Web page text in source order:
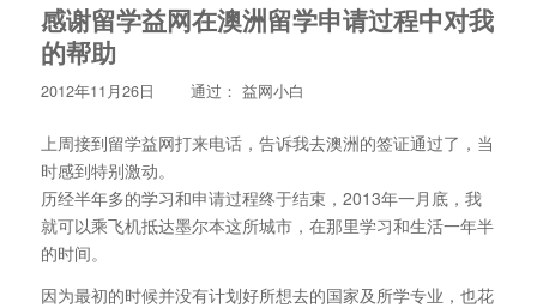
感谢留学益网在澳洲留学申请过程中对我
的帮助
2012年11月26日 通过： 益网小白
上周接到留学益网打来电话，告诉我去澳洲的签证通过了，当
时感到特别激动。
历经半年多的学习和申请过程终于结束，2013年一月底，我
就可以乘飞机抵达墨尔本这所城市，在那里学习和生活一年半
的时间。
因为最初的时候并没有计划好所想去的国家及所学专业，也花